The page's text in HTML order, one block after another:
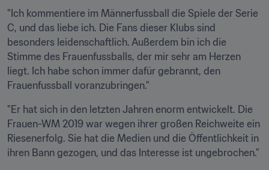
"Ich kommentiere im Männerfussball die Spiele der Serie
C, und das liebe ich. Die Fans dieser Klubs sind
besonders leidenschaftlich. Außerdem bin ich die
Stimme des Frauenfussballs, der mir sehr am Herzen
liegt. Ich habe schon immer dafür gebrannt, den
Frauenfussball voranzubringen."
"Er hat sich in den letzten Jahren enorm entwickelt. Die
Frauen-WM 2019 war wegen ihrer großen Reichweite ein
Riesenerfolg. Sie hat die Medien und die Öffentlichkeit in
ihren Bann gezogen, und das Interesse ist ungebrochen."